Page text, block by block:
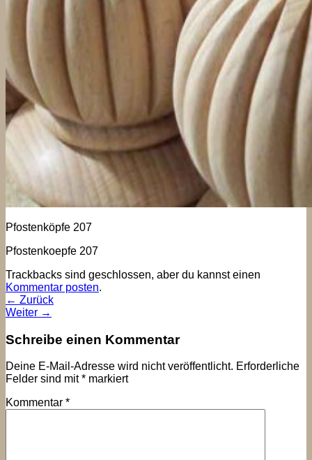
Pfostenköpfe 207
Pfostenkoepfe 207
Trackbacks sind geschlossen, aber du kannst einen
Kommentar posten.
← Zurück
Weiter →
Schreibe einen Kommentar
Deine E-Mail-Adresse wird nicht veröffentlicht. Erforderliche
Felder sind mit* markiert
Kommentar *